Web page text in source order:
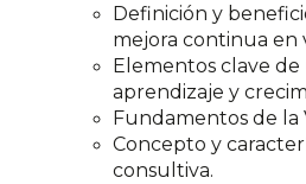
Definición y
mejora continua en
Elementos clave
aprendizaje y
Fundamentos de la
Concepto y
consultiva.